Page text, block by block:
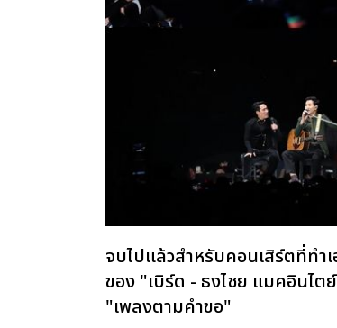
จบไปแล้วสำหรับคอนเสิร์ตที่ทำ
ของ "เบิร์ด - ธงไชย แมคอินไต
"เพลงตามคำขอ"